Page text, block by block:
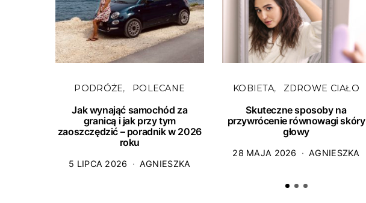
PODRÓŻE POLECANE
Jak wynająć samochód za
granicą i jak przy tym
zaoszczędzić – poradnik w 2026
roku
5 LIPCA 2026 AGNIESZKA
KOBIETA ZDROWE CIAŁO
Skuteczne sposoby na
przywrócenie równowagi skóry
głowy
28 MAJA 2026 AGNIESZKA